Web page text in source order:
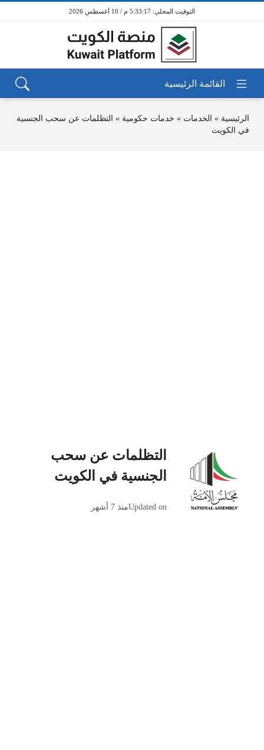
5:33:17 م / 10 أغسطس 2026
الرئيسية » الخدمات » خدمات حكومية » التظلمات عن سحب الجنسية
في الكويت
التظلمات عن سحب
الجنسية في الكويت
Updated onمنذ 7 أشهر